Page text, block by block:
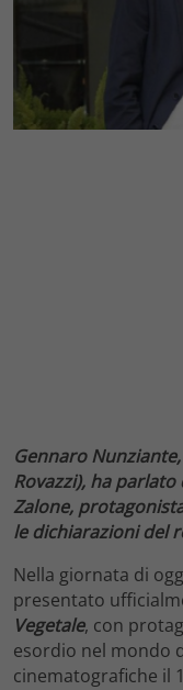
Gennaro
Rovazzi), ha
Zalone,
le dichiarazioni del
Nella giornata di
presentato
Vegetale, con
esordio nel mondo
cinematografiche il